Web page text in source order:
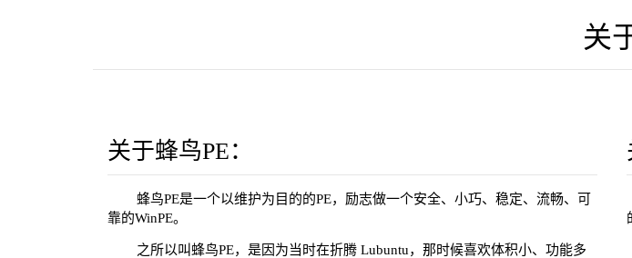
关
关于蜂鸟PE：
蜂鸟PE是一个以维护为目的的PE，励志做一个安全、小巧、稳定、流畅、可
靠的WinPE。
之所以叫蜂鸟PE，是因为当时在折腾 Lubuntu，那时候喜欢体积小、功能多